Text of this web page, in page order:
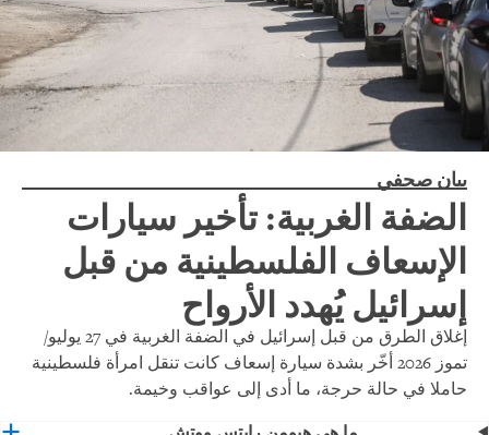
بيان صحفي
الضفة الغربية: تأخير سيارات
الإسعاف الفلسطينية من قبل
إسرائيل يُهدد الأرواح
إغلاق الطرق من قبل إسرائيل في الضفة الغربية في 27 يوليو/
تموز 2026 أخّر بشدة سيارة إسعاف كانت تنقل امرأة فلسطينية
حاملا في حالة حرجة، ما أدى إلى عواقب وخيمة.